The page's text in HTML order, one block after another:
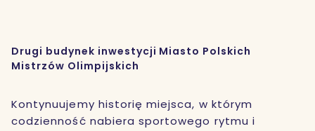
Drugi budynek inwestycji Miasto Polskich
Mistrzów Olimpijskich
Kontynuujemy historię miejsca, w którym
codzienność nabiera sportowego rytmu i